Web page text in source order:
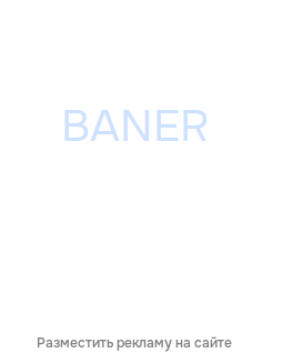
Разместить рекламу на сайте